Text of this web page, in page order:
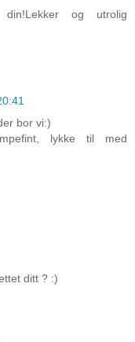
og utrolig
bor vi:)
lykke til med
ditt ? :)